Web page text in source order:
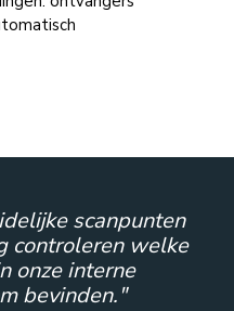
scanpunten
controleren welke
onze interne
bevinden."